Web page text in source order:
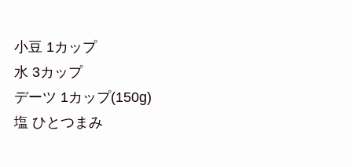
小豆 1カップ
水 3カップ
デーツ 1カップ(150g)
塩 ひとつまみ